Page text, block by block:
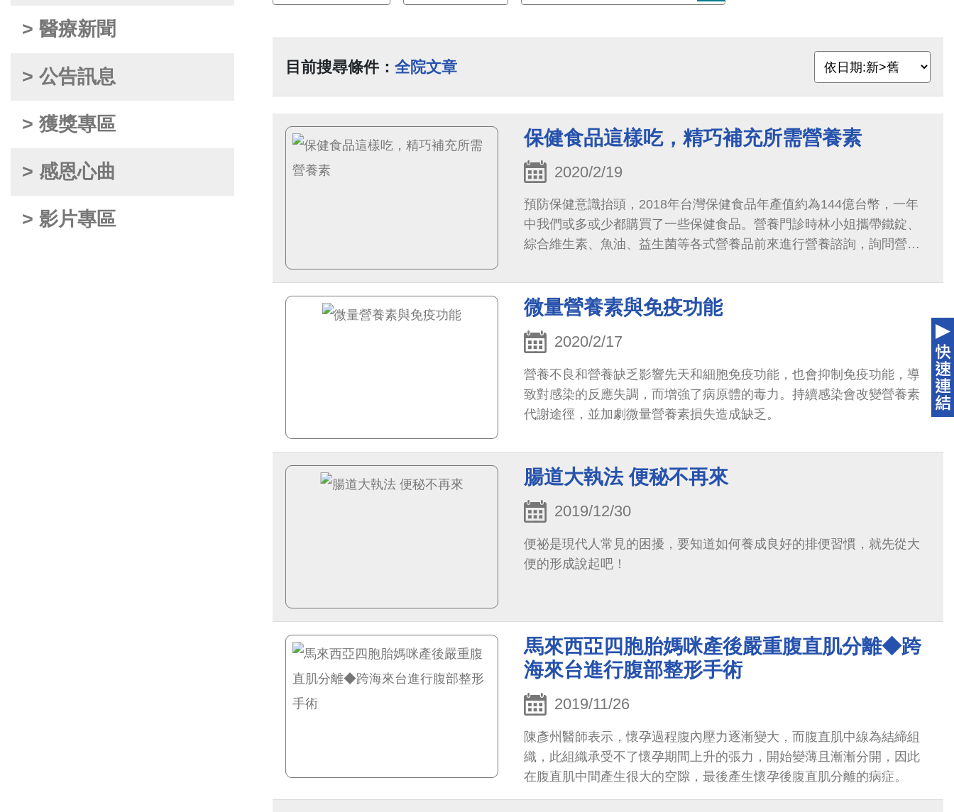
> 醫療新聞
> 公告訊息
> 獲獎專區
> 感恩心曲
> 影片專區
目前搜尋條件： 全院文章
保健食品這樣吃，精巧補充所需營養素
2020/2/19
預防保健意識抬頭，2018年台灣保健食品年產值約為144億台幣，一年
中我們或多或少都購買了一些保健食品。營養門診時林小姐攜帶鐵錠、
綜合維生素、魚油、益生菌等各式營養品前來進行營養諮詢，詢問營養
微量營養素與免疫功能
2020/2/17
營養不良和營養缺乏影響先天和細胞免疫功能，也會抑制免疫功能，導
致對感染的反應失調，而增強了病原體的毒力。持續感染會改變營養素
代謝途徑，並加劇微量營養素損失造成缺乏。
腸道大執法 便秘不再來
2019/12/30
便祕是現代人常見的困擾，要知道如何養成良好的排便習慣，就先從大
便的形成說起吧！
馬來西亞四胞胎媽咪產後嚴重腹直肌分離◆跨
海來台進行腹部整形手術
2019/11/26
陳彥州醫師表示，懷孕過程腹內壓力逐漸變大，而腹直肌中線為結締組
織，此組織承受不了懷孕期間上升的張力，開始變薄且漸漸分開，因此
在腹直肌中間產生很大的空隙，最後產生懷孕後腹直肌分離的病症。